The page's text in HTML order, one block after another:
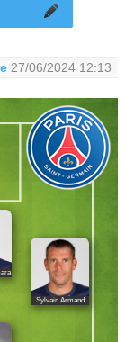
27/06/2024 12:13
Sylvain Armand